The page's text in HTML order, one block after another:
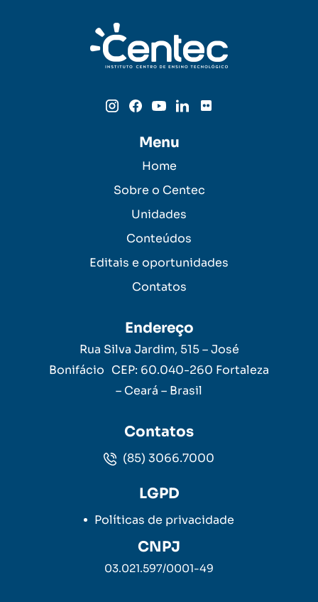
Menu
Home
Sobre o Centec
Unidades
Conteúdos
Editais e oportunidades
Contatos
Endereço
Rua Silva Jardim, 515 – José
Bonifácio CEP: 60.040-260 Fortaleza
– Ceará – Brasil
Contatos
(85) 3066.7000
LGPD
Políticas de privacidade
CNPJ
03.021.597/0001-49